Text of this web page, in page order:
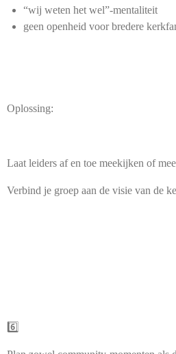
“wij weten het wel”-mentaliteit
geen openheid voor bredere
Oplossing:
Laat leiders af en toe meekijken of
Verbind je groep aan de visie van de
6️⃣